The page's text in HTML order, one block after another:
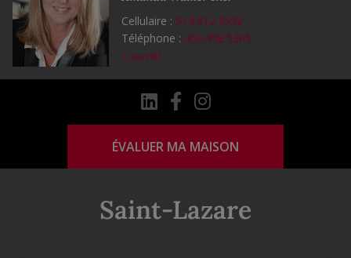
Cellulaire : 514.912.3592
Téléphone : 450.458.5365
Courriel
ÉVALUER MA MAISON
Saint-Lazare